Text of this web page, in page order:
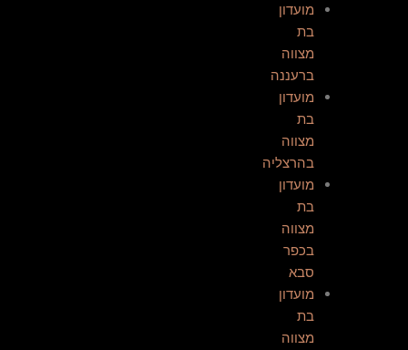
מועדון
בת
מצווה
ברעננה​
מועדון
בת
מצווה
בהרצליה
מועדון
בת
מצווה
בכפר
סבא
מועדון
בת
מצווה